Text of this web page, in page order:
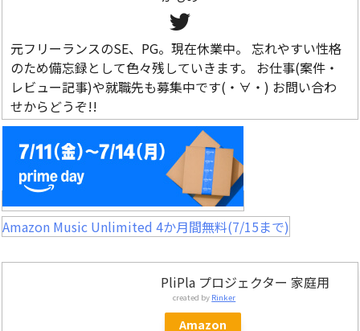
元フリーランスのSE、PG。現在休業中。 忘れやすい性格
のため備忘録として色々残していきます。 お仕事(案件・
レビュー記事)や就職先も募集中です(・∀・) お問い合わ
せからどうぞ!!
Amazon Music Unlimited 4か月間無料(7/15まで)
PliPla プロジェクター 家庭用
created by Rinker
Amazon